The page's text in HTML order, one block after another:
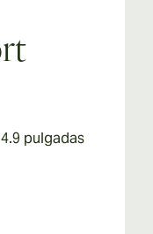
pulgadas